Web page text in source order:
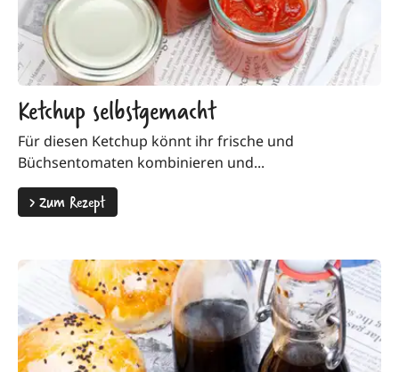
Ketchup selbstgemacht
Für diesen Ketchup könnt ihr frische und
Büchsentomaten kombinieren und...
>Zum Rezept